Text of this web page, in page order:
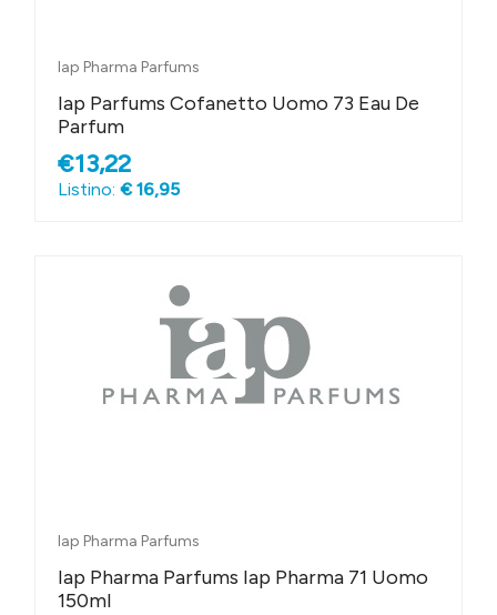
Iap Pharma Parfums
Iap Parfums Cofanetto Uomo 73 Eau De
Parfum
€13,22
Listino: € 16,95
Iap Pharma Parfums
Iap Pharma Parfums Iap Pharma 71 Uomo
150ml